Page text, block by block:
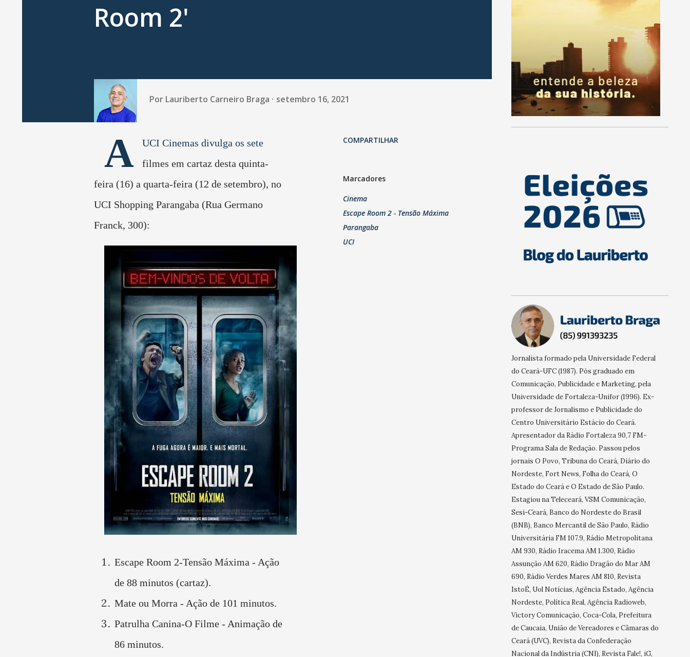
Room 2'
Por Lauriberto Carneiro Braga setembro 16, 2021
A
UCI Cinemas divulga os sete
filmes em cartaz desta quinta-
feira (16) a quarta-feira (12 de setembro), no
UCI Shopping Parangaba (Rua Germano
Franck, 300):
Escape Room 2-Tensão Máxima - Ação
de 88 minutos (cartaz).
Mate ou Morra - Ação de 101 minutos.
Patrulha Canina-O Filme - Animação de
86 minutos.
COMPARTILHAR
Marcadores
Cinema
Escape Room 2 - Tensão Máxima
Parangaba
UCI
Jornalista formado pela Universidade Federal
do Ceará-UFC (1987). Pós graduado em
Comunicação, Publicidade e Marketing, pela
Universidade de Fortaleza-Unifor (1996). Ex-
professor de Jornalismo e Publicidade do
Centro Universitário Estácio do Ceará.
Apresentador da Rádio Fortaleza 90,7 FM-
Programa Sala de Redação. Passou pelos
jornais O Povo, Tribuna do Ceará, Diário do
Nordeste, Fort News, Folha do Ceará, O
Estado do Ceará e O Estado de São Paulo.
Estagiou na Teleceará, VSM Comunicação,
Sesi-Ceará, Banco do Nordeste do Brasil
(BNB), Banco Mercantil de São Paulo, Rádio
Universitária FM 107.9, Rádio Metropolitana
AM 930, Rádio Iracema AM 1.300, Rádio
Assunção AM 620, Rádio Dragão do Mar AM
690, Rádio Verdes Mares AM 810, Revista
IstoÉ, Uol Notícias, Agência Estado, Agência
Nordeste, Política Real, Agência Radioweb,
Victory Comunicação, Coca-Cola, Prefeitura
de Caucaia, União de Vereadores e Câmaras do
Ceará (UVC), Revista da Confederação
Nacional da Indústria (CNI), Revista Fale!, iG,